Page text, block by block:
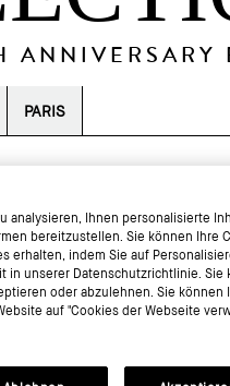
ANNIVERSARY
PARIS
analysieren, Ihnen personalisierte
bereitzustellen. Sie können Ihre
erhalten, indem Sie auf
in unserer Datenschutzrichtlinie. Sie
oder abzulehnen. Sie können
auf "Cookies der Webseite